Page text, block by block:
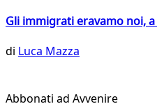
Gli immigrati eravamo noi,
di Luca Mazza
Abbonati ad Avvenire